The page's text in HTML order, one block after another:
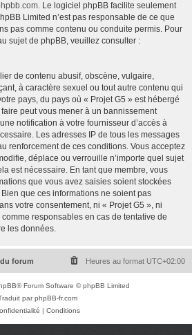
. Le logiciel phpBB facilite seulement
Limited n’est pas responsable de ce que
pas comme contenu ou conduite permis. Pour
sujet de phpBB, veuillez consulter :
de contenu abusif, obscène, vulgaire,
à caractère sexuel ou tout autre contenu qui
pays, du pays où « Projet G5 » est hébergé
peut vous mener à un bannissement
notification à votre fournisseur d’accès à
Les adresses IP de tous les messages
renforcement de ces conditions. Vous acceptez
déplace ou verrouille n’importe quel sujet
est nécessaire. En tant que membre, vous
que vous avez saisies soient stockées
que ces informations ne soient pas
votre consentement, ni « Projet G5 », ni
responsables en cas de tentative de
les données.
forum Heures au format UTC+02:00
® Forum Software © phpBB Limited
parphpBB-fr.com
| Conditions